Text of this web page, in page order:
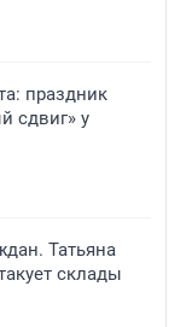
праздник
сдвиг» у
Татьяна
склады